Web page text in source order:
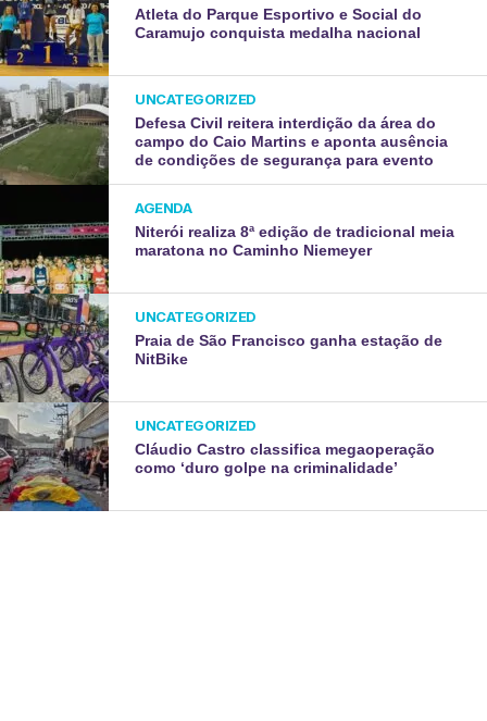
Atleta do Parque Esportivo e Social do
Caramujo conquista medalha nacional
UNCATEGORIZED
Defesa Civil reitera interdição da área do
campo do Caio Martins e aponta ausência
de condições de segurança para evento
AGENDA
Niterói realiza 8ª edição de tradicional meia
maratona no Caminho Niemeyer
UNCATEGORIZED
Praia de São Francisco ganha estação de
NitBike
UNCATEGORIZED
Cláudio Castro classifica megaoperação
como ‘duro golpe na criminalidade’